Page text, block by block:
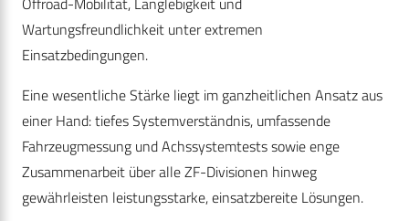
Wartungsfreundlichkeit unter extremen
Einsatzbedingungen.
Eine wesentliche Stärke liegt im ganzheitlichen Ansatz aus
einer Hand: tiefes Systemverständnis, umfassende
Fahrzeugmessung und Achssystemtests sowie enge
Zusammenarbeit über alle ZF-Divisionen hinweg
gewährleisten leistungsstarke, einsatzbereite Lösungen.